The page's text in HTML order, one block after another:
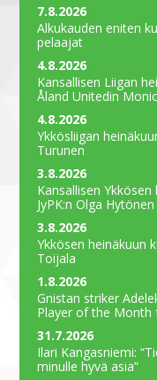
7.8.2026
Alkukauden eniten
pelaajat
4.8.2026
Kansallisen Liigan
Åland Unitedin
4.8.2026
Ykkösliigan
Turunen
3.8.2026
Kansallisen
JyPK:n Olga Hytönen
3.8.2026
Ykkösen heinäkuun
Toijala
1.8.2026
Gnistan striker
Player of the Month
31.7.2026
Ilari Kangasniemi:
minulle hyvä asia”